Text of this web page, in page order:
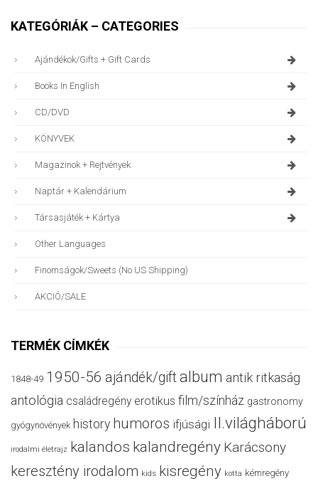
KATEGÓRIÁK – CATEGORIES
Ajándékok/gifts + Gift Cards
Books In English
CD/DVD
KÖNYVEK
Magazinok + Rejtvények
Naptár + Kalendárium
Társasjáték + Kártya
Other Languages
Finomságok/sweets (no US Shipping)
AKCIÓ/SALE
TERMÉK CÍMKÉK
1848-49 1950-56 ajándék/giftalbum antik ritkaság
antológia családregény erotikus film/színház gastronomy
gyógynövények history humoros ifjúsági II.világháború
irodalmi életrajz kalandos kalandregény Karácsony
keresztény irodalom kids kisregény kotta kémregény